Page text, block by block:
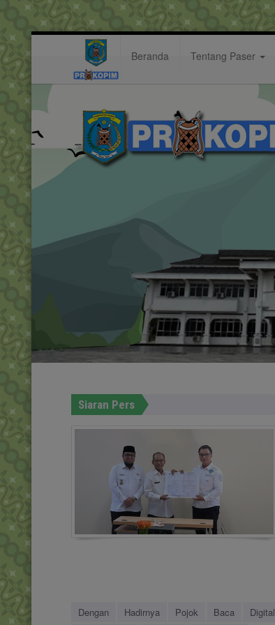
Beranda Tentang Paser
Hastag:
Siaran Pers
Dengan Hadirnya Pojok Baca Digital